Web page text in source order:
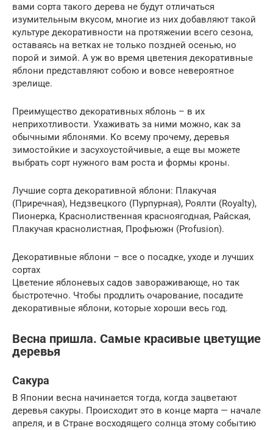
вами сорта такого дерева не будут отличаться
изумительным вкусом, многие из них добавляют такой
культуре декоративности на протяжении всего сезона,
оставаясь на ветках не только поздней осенью, но
порой и зимой. А уж во время цветения декоративные
яблони представляют собою и вовсе невероятное
зрелище.
Преимущество декоративных яблонь – в их
неприхотливости. Ухаживать за ними можно, как за
обычными яблонями. Ко всему прочему, деревья
зимостойкие и засухоустойчивые, а еще вы можете
выбрать сорт нужного вам роста и формы кроны.
Лучшие сорта декоративной яблони: Плакучая
(Приречная), Недзвецкого (Пурпурная), Роялти (Royalty),
Пионерка, Краснолиственная красноягодная, Райская,
Плакучая краснолистная, Профьюжн (Profusion).
Декоративные яблони – все о посадке, уходе и лучших
сортах
Цветение яблоневых садов завораживающе, но так
быстротечно. Чтобы продлить очарование, посадите
декоративные яблони, которые хороши весь год.
Весна пришла. Самые красивые цветущие
деревья
Сакура
В Японии весна начинается тогда, когда зацветают
деревья сакуры. Происходит это в конце марта — начале
апреля, и в Стране восходящего солнца этому событию